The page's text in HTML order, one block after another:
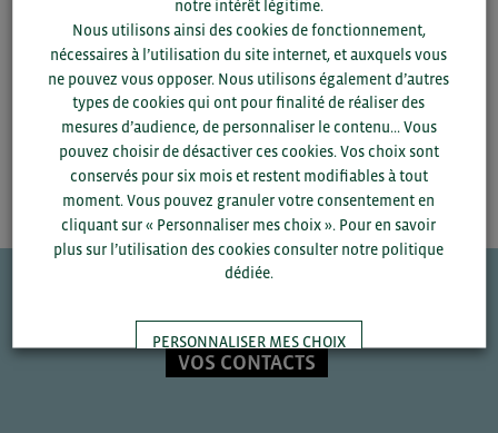
Tél. 02 96 78 62 05
a.lemasson@bretagnecommerceinternational.com
INSCRIPTION
Une question ?
VOS CONTACTS
notre intérêt légitime.
Nous utilisons ainsi des cookies de fonctionnement,
nécessaires à l’utilisation du site internet, et auxquels vous
ne pouvez vous opposer. Nous utilisons également d’autres
types de cookies qui ont pour finalité de réaliser des
mesures d’audience, de personnaliser le contenu... Vous
pouvez choisir de désactiver ces cookies. Vos choix sont
conservés pour six mois et restent modifiables à tout
moment. Vous pouvez granuler votre consentement en
cliquant sur « Personnaliser mes choix ». Pour en savoir
plus sur l’utilisation des cookies consulter notre politique
dédiée.
PERSONNALISER MES CHOIX